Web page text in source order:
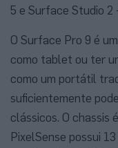
5 e Surface Studio 2
O Surface Pro 9 é
como tablet ou ter
como um portátil
suficientemente
clássicos. O chassis
PixelSense possui